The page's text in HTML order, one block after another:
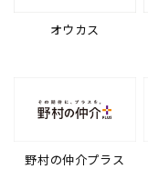
オウカス
野村の仲介プラス